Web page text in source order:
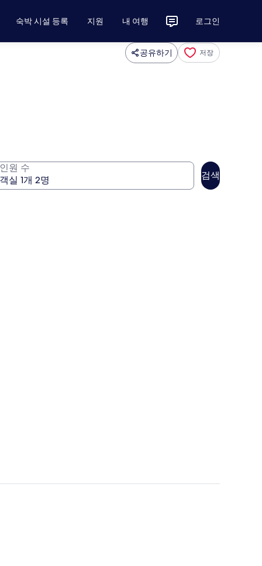
숙박 시설 등록 지원 내 여행 로그인
공유하기 저장
인원 수
검색